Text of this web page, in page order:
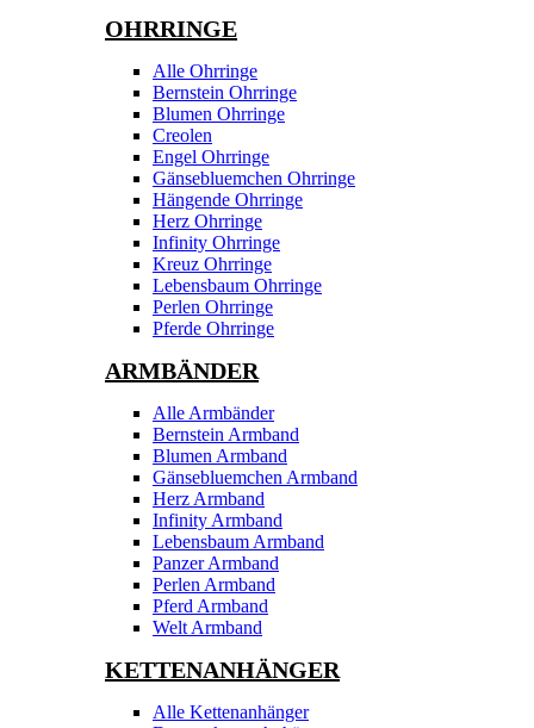
OHRRINGE
Alle Ohrringe
Bernstein Ohrringe
Blumen Ohrringe
Creolen
Engel Ohrringe
Gänsebluemchen Ohrringe
Hängende Ohrringe
Herz Ohrringe
Infinity Ohrringe
Kreuz Ohrringe
Lebensbaum Ohrringe
Perlen Ohrringe
Pferde Ohrringe
ARMBÄNDER
Alle Armbänder
Bernstein Armband
Blumen Armband
Gänsebluemchen Armband
Herz Armband
Infinity Armband
Lebensbaum Armband
Panzer Armband
Perlen Armband
Pferd Armband
Welt Armband
KETTENANHÄNGER
Alle Kettenanhänger